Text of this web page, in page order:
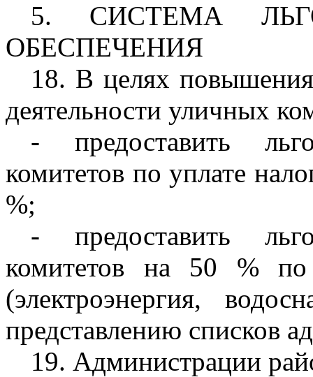
5. СИСТЕМА
ОБЕСПЕЧЕНИЯ
18. В целях
деятельности уличных
- предоставить
комитетов по уплате
%;
- предоставить
комитетов на 50 % по
(электроэнергия,
представлению списков
19. Администрации